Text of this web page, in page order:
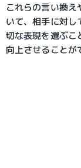
これらの言い換
いて、相手に対し
切な表現を選ぶこ
向上させることが